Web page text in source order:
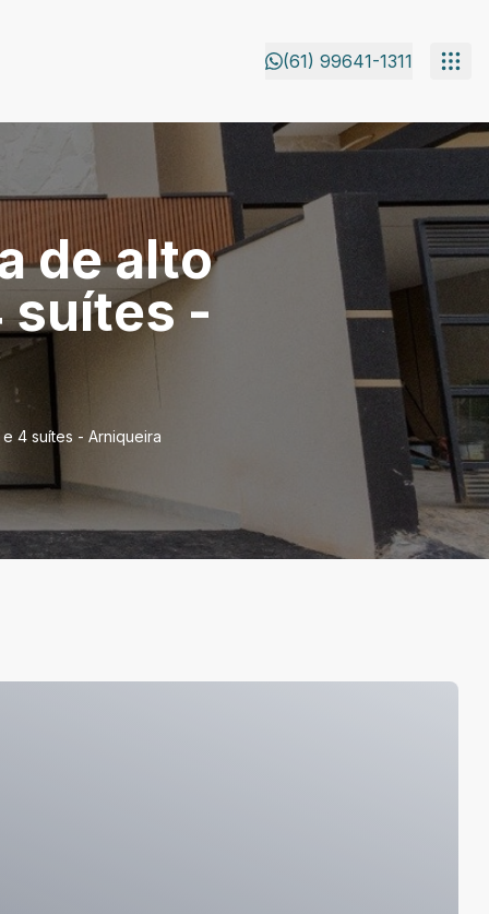
(61) 99641-1311
de alto
suítes -
4 suítes - Arniqueira